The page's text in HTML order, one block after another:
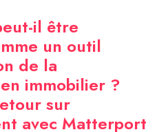
il être
un outil
de la
immobilier ?
sur
avec Matterport